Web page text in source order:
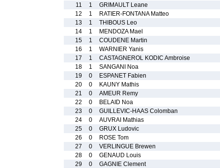
11
1
GRIMAULT Leane
12
1
RATIER-FONTANA Matteo
13
1
THIBOUS Leo
14
1
MENDOZA Mael
15
1
COUDENE Martin
16
1
WARNIER Yanis
17
1
CASTAGNEROL KODIC Ambroise
18
1
SANGANI Noa
19
0
ESPANET Fabien
20
0
KAUNY Mathis
21
0
AMEUR Remy
22
0
BELAID Noa
23
0
GUILLEVIC-HAAS Colomban
24
0
AUVRAI Mathias
25
0
GRUX Ludovic
26
0
ROSE Tom
27
0
VERLINGUE Brewen
28
0
GENAUD Louis
29
0
GAGNIE Clement